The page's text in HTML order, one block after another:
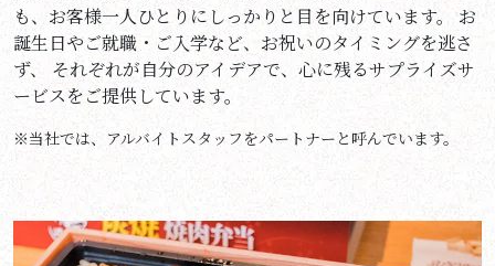
も、お客様一人ひとりにしっかりと目を向けています。 お
誕生日やご就職・ご入学など、お祝いのタイミングを逃さ
ず、 それぞれが自分のアイデアで、心に残るサプライズサ
ービスをご提供しています。
※当社では、アルバイトスタッフをパートナーと呼んでいます。